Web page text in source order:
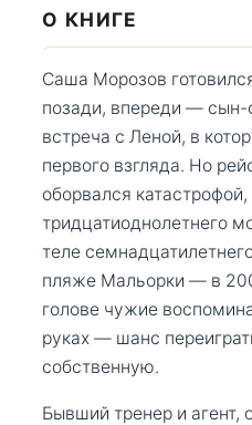
О КНИГЕ
Саша Морозов
позади, впереди — сын-
встреча с Леной, в
первого взгляда. Но
оборвался
тридцатиоднолетнего
теле
пляже Мальорки — в
голове чужие
руках — шанс
собственную.
Бывший тренер и агент,